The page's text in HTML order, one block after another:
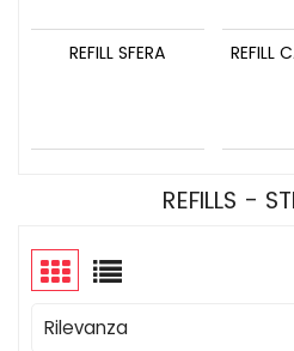
REFILL SFERA REFILL
REFILLS -
Rilevanza